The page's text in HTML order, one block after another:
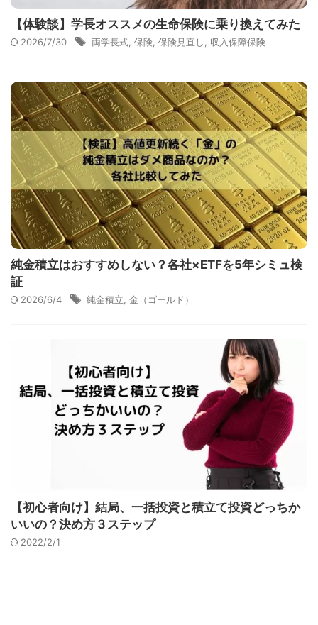
【体験談】学長オススメの生命保険に乗り換えてみた
2026/7/30 両学長式 保険 保険見直し 収入保障保険
純金積立はおすすめしない？各社×ETFを5年シミュ検
証
2026/6/4 純金積立 金（ゴールド）
【初心者向け】結局、一括投資と積立て投資どっちか
いいの？決め方３ステップ
2022/2/1